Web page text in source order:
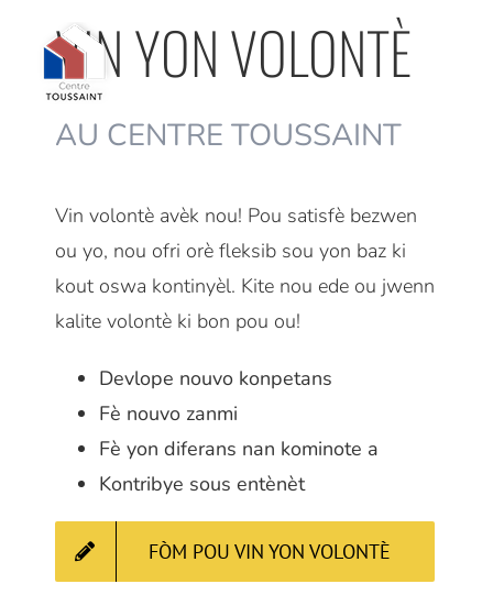
kontniVIN YON VOLONTÈ
AU CENTRE TOUSSAINT
Vin volontè avèk nou! Pou satisfè bezwen
ou yo, nou ofri orè fleksib sou yon baz ki
kout oswa kontinyèl. Kite nou ede ou jwenn
kalite volontè ki bon pou ou!
Devlope nouvo konpetans
Fè nouvo zanmi
Fè yon diferans nan kominote a
Kontribye sous entènèt
FÒM POU VIN YON VOLONTÈ